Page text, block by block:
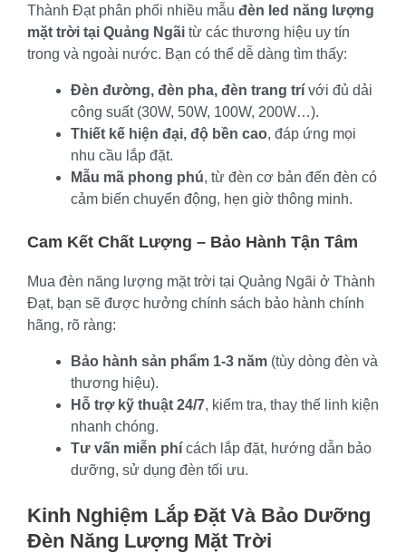
Thành Đạt phân phối nhiều mẫu đèn led năng lượng
mặt trời tại Quảng Ngãi từ các thương hiệu uy tín
trong và ngoài nước. Bạn có thể dễ dàng tìm thấy:
Đèn đường, đèn pha, đèn trang trí với đủ dải
công suất (30W, 50W, 100W, 200W…).
Thiết kế hiện đại, độ bền cao, đáp ứng mọi
nhu cầu lắp đặt.
Mẫu mã phong phú, từ đèn cơ bản đến đèn có
cảm biến chuyển động, hẹn giờ thông minh.
Cam Kết Chất Lượng – Bảo Hành Tận Tâm
Mua đèn năng lượng mặt trời tại Quảng Ngãi ở Thành
Đạt, bạn sẽ được hưởng chính sách bảo hành chính
hãng, rõ ràng:
Bảo hành sản phẩm 1-3 năm (tùy dòng đèn và
thương hiệu).
Hỗ trợ kỹ thuật 24/7, kiểm tra, thay thế linh kiện
nhanh chóng.
Tư vấn miễn phí cách lắp đặt, hướng dẫn bảo
dưỡng, sử dụng đèn tối ưu.
Kinh Nghiệm Lắp Đặt Và Bảo Dưỡng
Đèn Năng Lượng Mặt Trời